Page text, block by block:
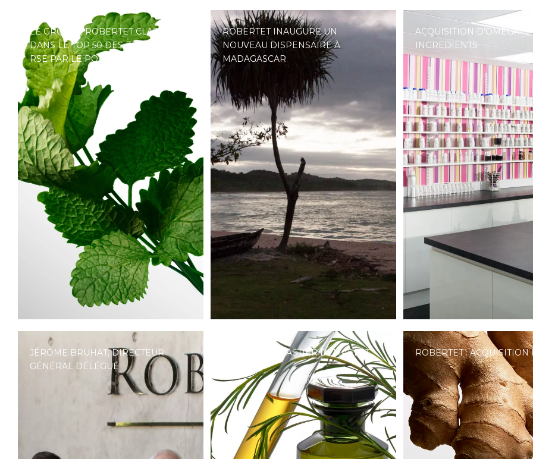
LE GROUPE ROBERTET CLASSÉ
DANS LE TOP 50 DES ENTREPRISES
RSE PAR LE POINT
ROBERTET INAUGURE UN
NOUVEAU DISPENSAIRE À
MADAGASCAR
ACQUISITION D’OMEGA
INGREDIENTS
JÉRÔME BRUHAT, DIRECTEUR
GÉNÉRAL DÉLÉGUÉ
ROBERTET ET ASTIER DEMAREST ROBERTET :